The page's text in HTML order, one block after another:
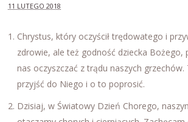
11 LUTEGO 2018
Chrystus, który oczyścił trędowatego i
zdrowie, ale też godność dziecka Bożego,
nas oczyszczać z trądu naszych grzechów.
przyjść do Niego i o to poprosić.
Dzisiaj, w Światowy Dzień Chorego,